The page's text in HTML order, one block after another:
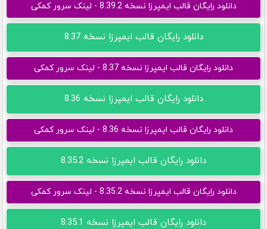
دانلود رایگان قالب ایمپرزا نسخه 8.39.2 - لینک سرور کمکی
دانلود رایگان قالب ایمپرزا نسخه 8.37
دانلود رایگان قالب ایمپرزا نسخه 8.37 - لینک سرور کمکی
دانلود رایگان قالب ایمپرزا نسخه 8.36
دانلود رایگان قالب ایمپرزا نسخه 8.36 - لینک سرور کمکی
دانلود رایگان قالب ایمپرزا نسخه 8.35.2
دانلود رایگان قالب ایمپرزا نسخه 8.35.2 - لینک سرور کمکی
دانلود رایگان قالب ایمپرزا نسخه 8.35.1